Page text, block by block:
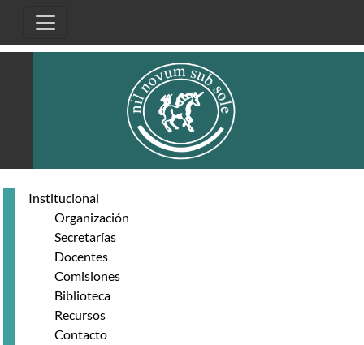
Institucional
Organización
Secretarías
Docentes
Comisiones
Biblioteca
Recursos
Contacto